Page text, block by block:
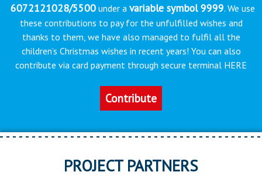
6072121028/5500under a variable symbol 9999. We use
these contributions to pay for the unfulfilled wishes and
thanks to them, we have also managed to fulfil all the
children’s Christmas wishes in recent years! You can also
contribute via card payment through secure terminal HERE
Contribute
PROJECT PARTNERS